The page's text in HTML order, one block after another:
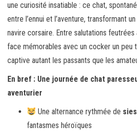
une curiosité insatiable : ce chat,
entre l’ennui et l’aventure, transformant
navire corsaire. Entre salutations
face mémorables avec un cocker un peu
captive autant les passants que les
En bref : Une journée de chat
aventurier
Une alternance rythmée de
fantasmes héroïques